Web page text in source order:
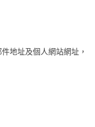
地址及個人網站網址，